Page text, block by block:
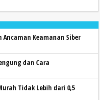
Ancaman Keamanan Siber
dan Cara
Tidak Lebih dari 0,5